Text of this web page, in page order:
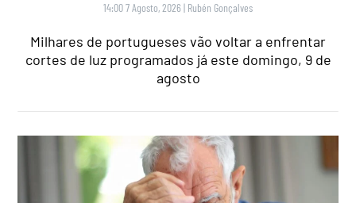
14:00 7 Agosto, 2026 | Rubén Gonçalves
Milhares de portugueses vão voltar a enfrentar
cortes de luz programados já este domingo, 9 de
agosto